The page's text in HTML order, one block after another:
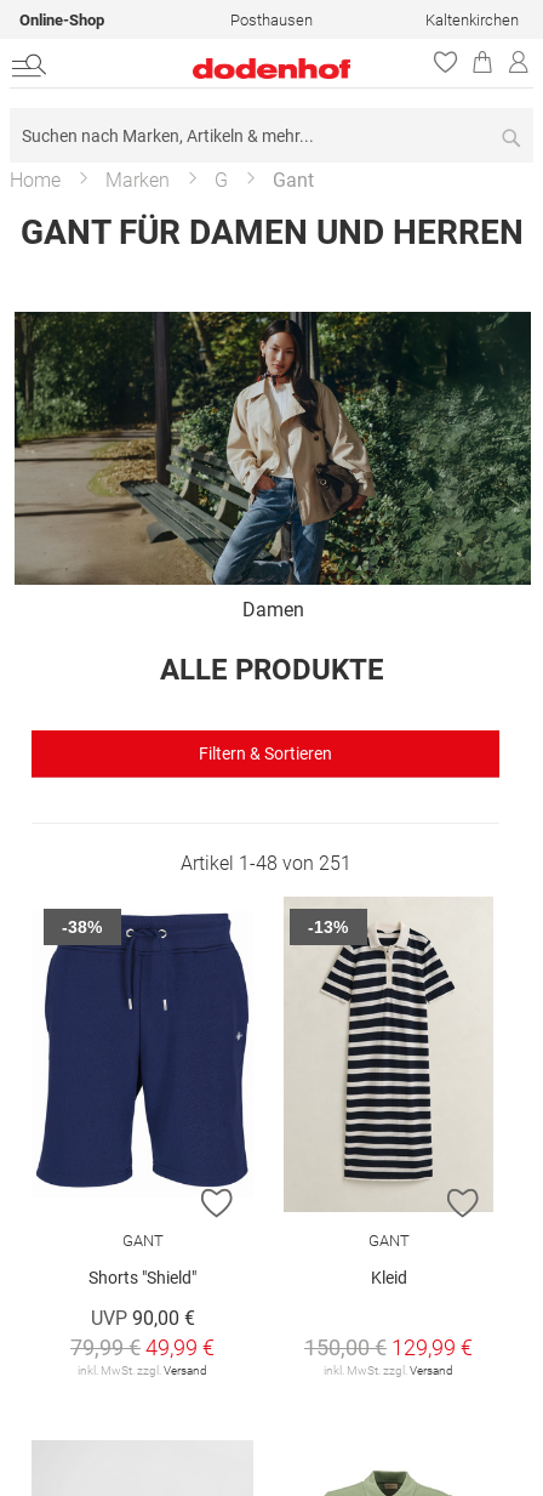
Online-Shop Posthausen Kaltenkirchen
Home Marken G Gant
GANT FÜR DAMEN UND HERREN
Damen
ALLE PRODUKTE
Filtern & Sortieren
Artikel 1-48 von 251
ZUR WUNSCHLISTE HINZUFÜGEN
GANT
Shorts "Shield"
UVP 90,00 €
79,99 €49,99 €
inkl. MwSt. zzgl. Versand
-38%
ZUR
GANT
Kleid
150,00 € 129,99 €
inkl. MwSt. zzgl. Versand
-13%